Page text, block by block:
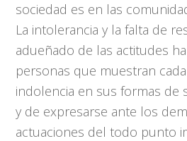
sociedad es en las
La intolerancia y la falta de
adueñado de las actitudes
personas que muestran
indolencia en sus formas de
y de expresarse ante los
actuaciones del todo punto